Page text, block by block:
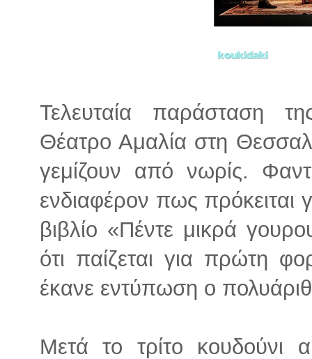
Τελευταία παράσταση
Θέατρο Αμαλία στη
γεμίζουν από νωρίς.
ενδιαφέρον πως πρόκειται
βιβλίο «Πέντε μικρά
ότι παίζεται για πρώτη
έκανε εντύπωση ο
Μετά το τρίτο κουδούνι